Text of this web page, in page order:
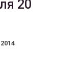
20